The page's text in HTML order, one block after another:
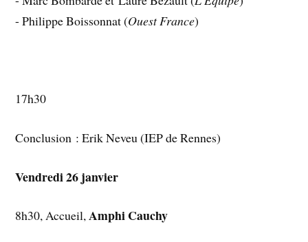
- Philippe Boissonnat (Ouest France)
17h30
Conclusion : Erik Neveu (IEP de Rennes)
Vendredi 26 janvier
8h30, Accueil,Amphi Cauchy